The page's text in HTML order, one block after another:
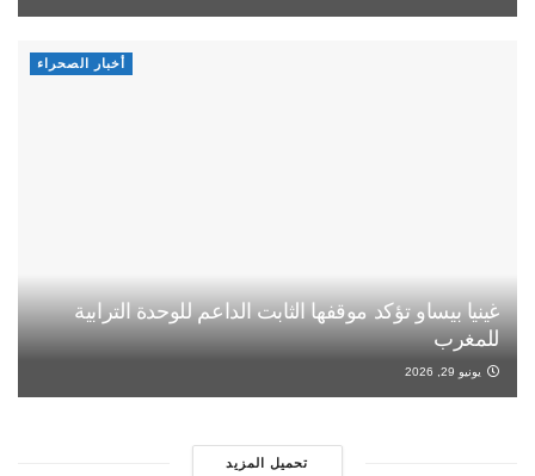
أخبار الصحراء
غينيا بيساو تؤكد موقفها الثابت الداعم للوحدة الترابية
للمغرب
يونيو 29, 2026
تحميل المزيد